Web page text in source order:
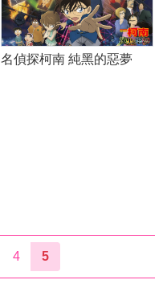
名偵探柯南 純黑的惡夢
4 5